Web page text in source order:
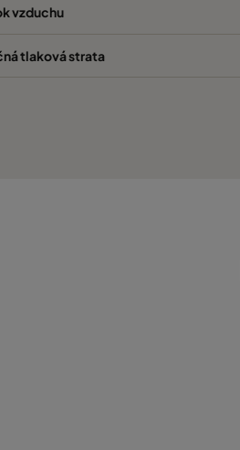
vzduchu
tlaková strata